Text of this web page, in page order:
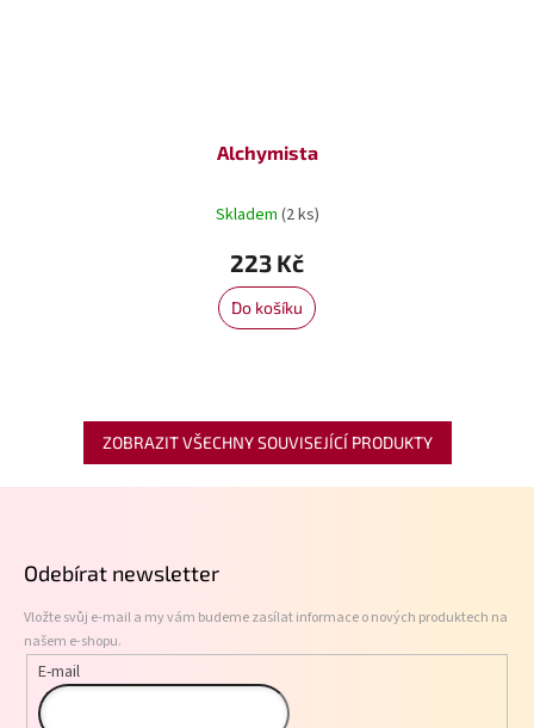
Alchymista
Skladem (2 ks)
223 Kč
Do košíku
ZOBRAZIT VŠECHNY SOUVISEJÍCÍ PRODUKTY
Odebírat newsletter
Vložte svůj e-mail a my vám budeme zasílat informace o nových produktech na
našem e-shopu.
E-mail